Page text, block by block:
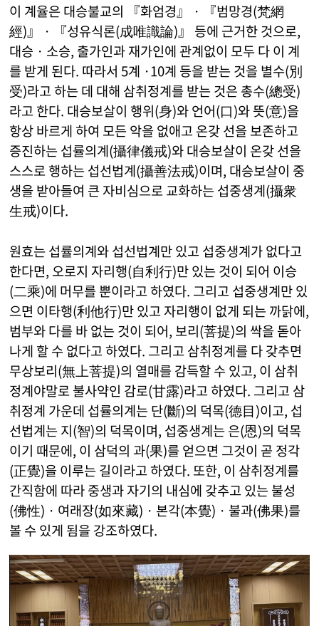
이 계율은 대승불교의 『화엄경』 · 『범망경(梵網
經)』 · 『성유식론(成唯識論)』 등에 근거한 것으로,
대승 · 소승, 출가인과 재가인에 관계없이 모두 다 이 계
를 받게 된다. 따라서 5계 ·10계 등을 받는 것을 별수(別
受)라고 하는 데 대해 삼취정계를 받는 것은 총수(總受)
라고 한다. 대승보살이 행위(身)와 언어(口)와 뜻(意)을
항상 바르게 하여 모든 악을 없애고 온갖 선을 보존하고
증진하는 섭률의계(攝律儀戒)와 대승보살이 온갖 선을
스스로 행하는 섭선법계(攝善法戒)이며, 대승보살이 중
생을 받아들여 큰 자비심으로 교화하는 섭중생계(攝衆
生戒)이다.
원효는 섭률의계와 섭선법계만 있고 섭중생계가 없다고
한다면, 오로지 자리행(自利行)만 있는 것이 되어 이승
(二乘)에 머무를 뿐이라고 하였다. 그리고 섭중생계만 있
으면 이타행(利他行)만 있고 자리행이 없게 되는 까닭에,
범부와 다를 바 없는 것이 되어, 보리(菩提)의 싹을 돋아
나게 할 수 없다고 하였다. 그리고 삼취정계를 다 갖추면
무상보리(無上菩提)의 열매를 감득할 수 있고, 이 삼취
정계야말로 불사약인 감로(甘露)라고 하였다. 그리고 삼
취정계 가운데 섭률의계는 단(斷)의 덕목(德目)이고, 섭
선법계는 지(智)의 덕목이며, 섭중생계는 은(恩)의 덕목
이기 때문에, 이 삼덕의 과(果)를 얻으면 그것이 곧 정각
(正覺)을 이루는 길이라고 하였다. 또한, 이 삼취정계를
간직함에 따라 중생과 자기의 내심에 갖추고 있는 불성
(佛性) · 여래장(如來藏) · 본각(本覺) · 불과(佛果)를
볼 수 있게 됨을 강조하였다.